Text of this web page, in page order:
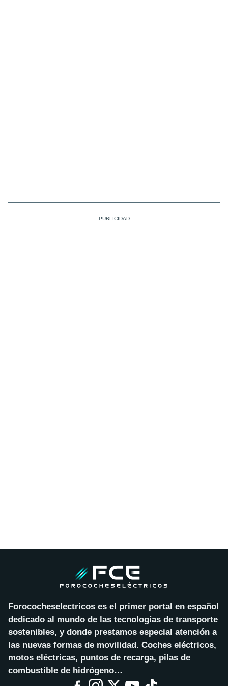
Forococheselectricos es el primer portal en español
dedicado al mundo de las tecnologías de transporte
sostenibles, y donde prestamos especial atención a
las nuevas formas de movilidad. Coches eléctricos,
motos eléctricas, puntos de recarga, pilas de
combustible de hidrógeno…